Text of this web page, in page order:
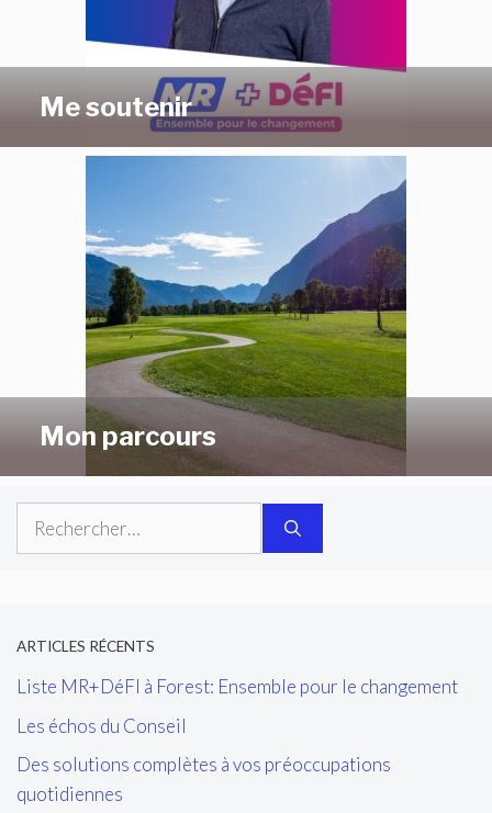
Me soutenir
Mon parcours
Rechercher :
ARTICLES RÉCENTS
Liste MR+DéFI à Forest: Ensemble pour le changement
Les échos du Conseil
Des solutions complètes à vos préoccupations
quotidiennes